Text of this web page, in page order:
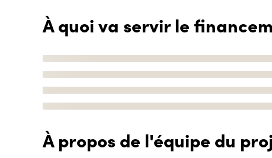
À quoi va servir le
À propos de l'équipe du